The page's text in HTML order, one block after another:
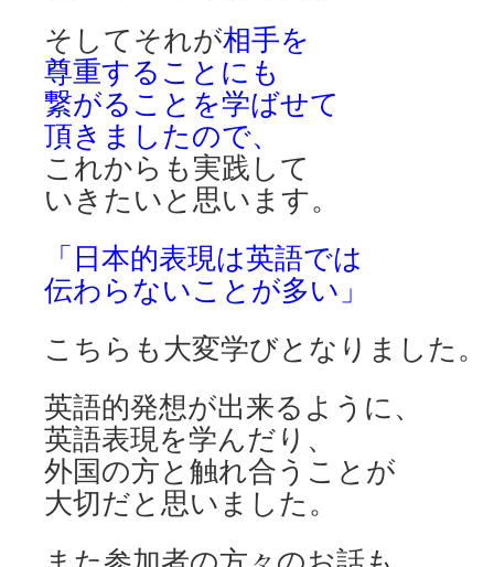
そしてそれが相手を
尊重することにも
繋がることを学ばせて
頂きましたので、
これからも実践して
いきたいと思います。
「日本的表現は英語では
伝わらないことが多い」
こちらも大変学びとなりました。
英語的発想が出来るように、
英語表現を学んだり、
外国の方と触れ合うことが
大切だと思いました。